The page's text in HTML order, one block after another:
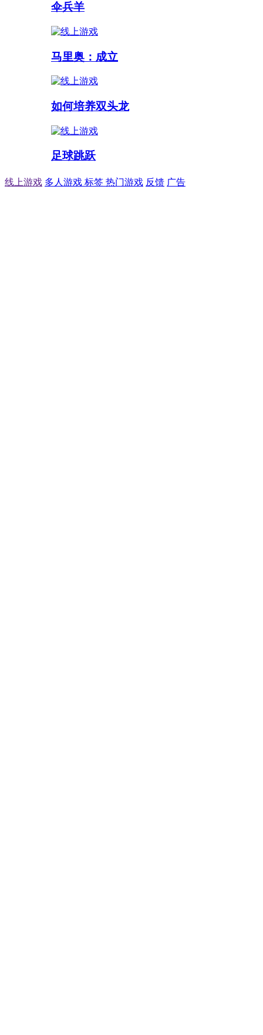
伞兵羊
马里奥：成立
如何培养双头龙
足球跳跃
线上游戏 多人游戏 标签 热门游戏 反馈 广告